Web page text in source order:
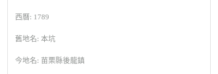
西曆: 1789
舊地名: 本坑
今地名: 苗栗縣後龍鎮